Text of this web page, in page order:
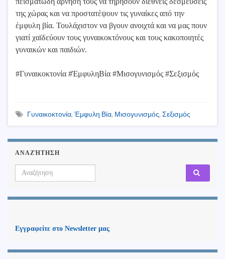
της χώρας και να προστατέψουν τις γυναίκες από την
έμφυλη βία. Τουλάχιστον να βγουν ανοιχτά και να μας πουν
γιατί χαϊδεύουν τους γυναικοκτόνους και τους κακοποιητές
γυναικών και παιδιών.
#Γυναικοκτονία #ΈμφυληΒία #Μισογυνισμός #Σεξισμός
Γυναικοκτονία, Έμφυλη Βία, Μισογυνισμός, Σεξισμός
ΑΝΑΖΉΤΗΣΗ
Search for:
Εγγραφείτε στο Newsletter μας